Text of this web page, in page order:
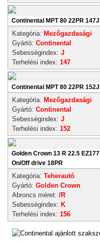
Continental MPT 80 22PR 147J
Kategória: Mezőgazdasági
Gyártó: Continental
Sebességindex: J
Terhelési index: 147
Continental MPT 80 22PR 152J
Kategória: Mezőgazdasági
Gyártó: Continental
Sebességindex: J
Terhelési index: 152
Golden Crown 13 R 22.5 EZ177
On/Off drive 18PR
Kategória: Teherautó
Gyártó: Golden Crown
Abroncs méret: /R
Sebességindex: K
Terhelési index: 156